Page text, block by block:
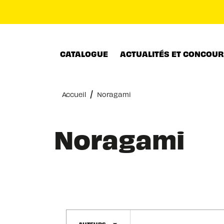
CATALOGUE ACTUALITÉS ET
Accueil / Noragami
Noragami